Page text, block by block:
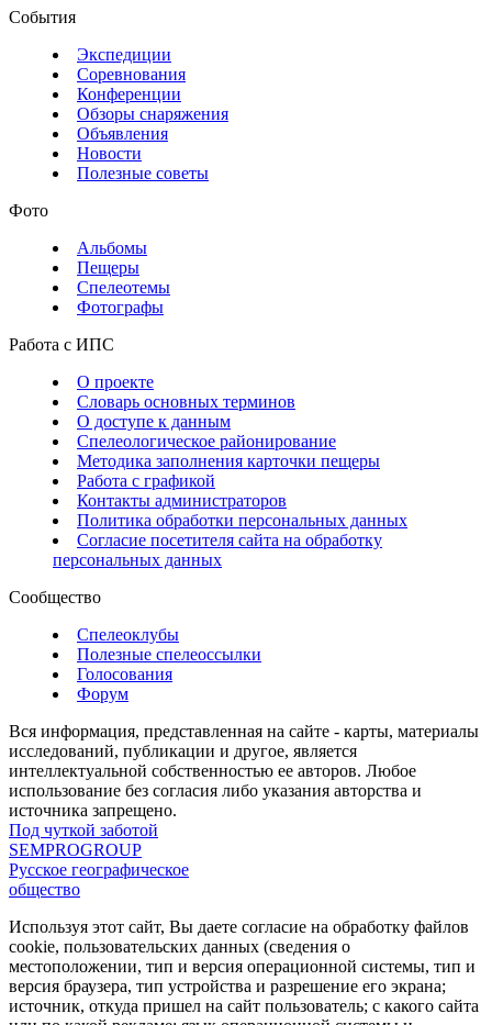
События
Экспедиции
Соревнования
Конференции
Обзоры снаряжения
Объявления
Новости
Полезные советы
Фото
Альбомы
Пещеры
Спелеотемы
Фотографы
Работа с ИПС
О проекте
Словарь основных терминов
О доступе к данным
Спелеологическое районирование
Методика заполнения карточки пещеры
Работа с графикой
Контакты администраторов
Политика обработки персональных данных
Согласие посетителя сайта на обработку
персональных данных
Сообщество
Спелеоклубы
Полезные спелеоссылки
Голосования
Форум
Вся информация, представленная на сайте - карты, материалы
исследований, публикации и другое, является
интеллектуальной собственностью ее авторов. Любое
использование без согласия либо указания авторства и
источника запрещено.
Под чуткой заботой
SEMPROGROUP
Русское географическое
общество
Используя этот сайт, Вы даете согласие на обработку файлов
cookie, пользовательских данных (сведения о
местоположении, тип и версия операционной системы, тип и
версия браузера, тип устройства и разрешение его экрана;
источник, откуда пришел на сайт пользователь; с какого сайта